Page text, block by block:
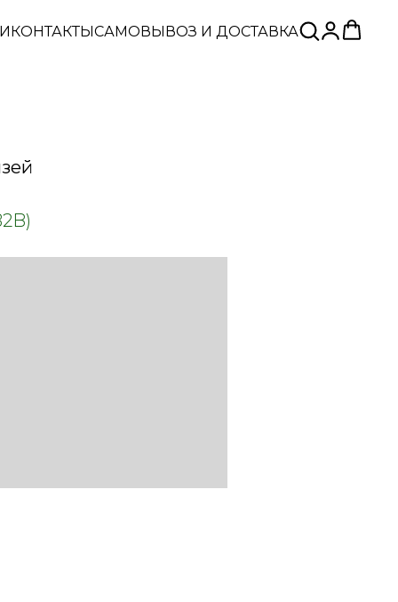
КОНТАКТЫСАМОВЫВОЗ И ДОСТАВКА